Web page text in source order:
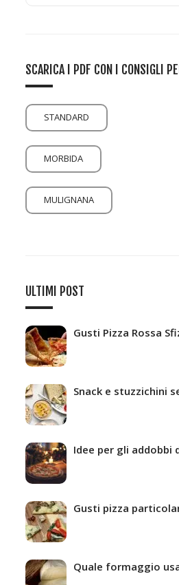
SCARICA I PDF CON I CONSIGLI
STANDARD
MORBIDA
MULIGNANA
ULTIMI POST
Gusti Pizza Rossa
Snack e stuzzichini
Idee per gli addobbi
Gusti pizza
Quale formaggio